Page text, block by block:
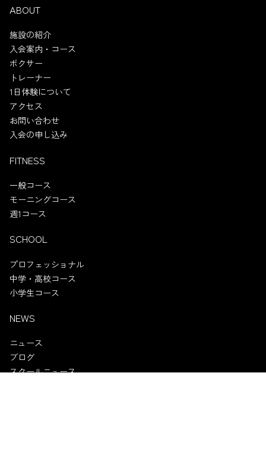
ABOUT
施設の紹介
入会案内・コース
ボクサー
トレーナー
1日体験について
アクセス
お問い合わせ
入会の申し込み
FITNESS
一般コース
モーニングコース
週1コース
SCHOOL
プロフェッショナル
中学・高校コース
小学生コース
NEWS
ニュース
ブログ
スクールニュース